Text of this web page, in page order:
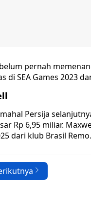
pernah
di SEA Games 2023
Persija
Rp 6,95 miliar.
dari klub Brasil Remo.